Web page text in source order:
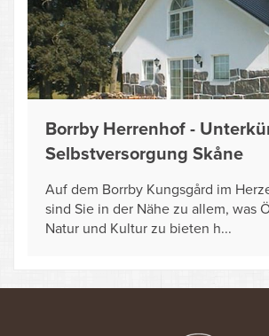
Borrby Herrenhof -
Selbstversorgung Skåne
Auf dem Borrby Kungsgård im
sind Sie in der Nähe zu allem, was
Natur und Kultur zu bieten h...